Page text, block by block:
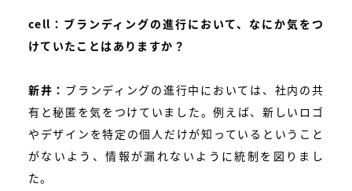
cell：ブランディングの進行において、なにか気をつ
けていたことはありますか？
新井： ブランディングの進行中においては、社内の共
有と秘匿を気をつけていました。例えば、新しいロゴ
やデザインを特定の個人だけが知っているということ
がないよう、情報が漏れないように統制を図りまし
た。